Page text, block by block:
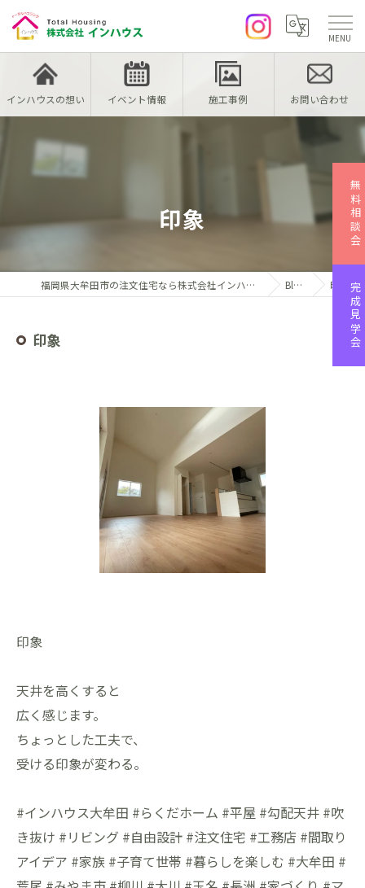
インハウスの想い イベント情報 施工事例 お問い合わせ
印象
福岡県大牟田市の注文住宅なら株式会社インハウス Blog 印象
印象
印象
天井を高くすると
広く感じます。
ちょっとした工夫で、
受ける印象が変わる。
#インハウス大牟田 #らくだホーム #平屋 #勾配天井 #吹
き抜け #リビング #自由設計 #注文住宅 #工務店 #間取り
アイデア #家族 #子育て世帯 #暮らしを楽しむ #大牟田 #
無料相談会
完成見学会